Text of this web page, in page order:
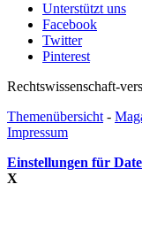
Unterstützt uns
Facebook
Twitter
Pinterest
Rechtswissenschaft-
Themenübersicht -
Impressum
Einstellungen für
X